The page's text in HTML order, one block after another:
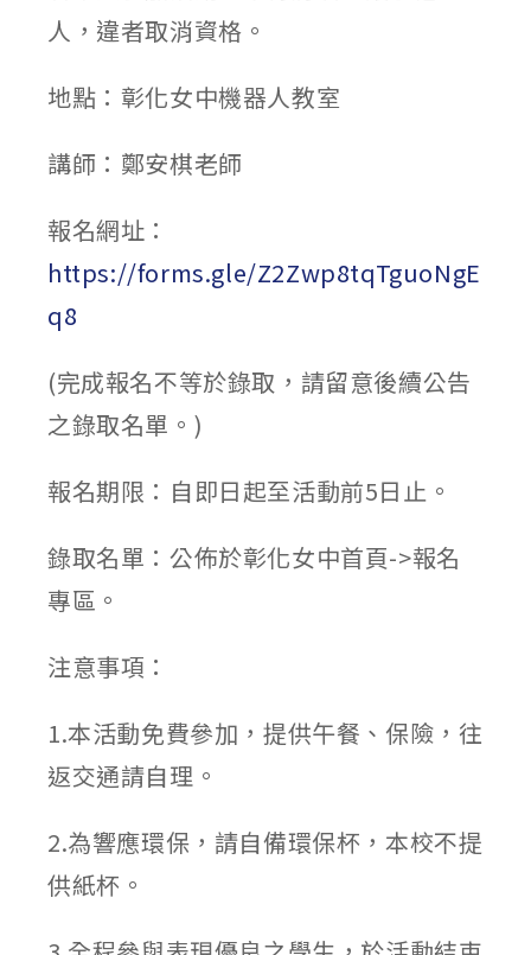
人，違者取消資格。
地點：彰化女中機器人教室
講師：鄭安棋老師
報名網址：
https://forms.gle/Z2Zwp8tqTguoNgE
q8
(完成報名不等於錄取，請留意後續公告
之錄取名單。)
報名期限：自即日起至活動前5日止。
錄取名單：公佈於彰化女中首頁->報名
專區。
注意事項：
1.本活動免費參加，提供午餐、保險，往
返交通請自理。
2.為響應環保，請自備環保杯，本校不提
供紙杯。